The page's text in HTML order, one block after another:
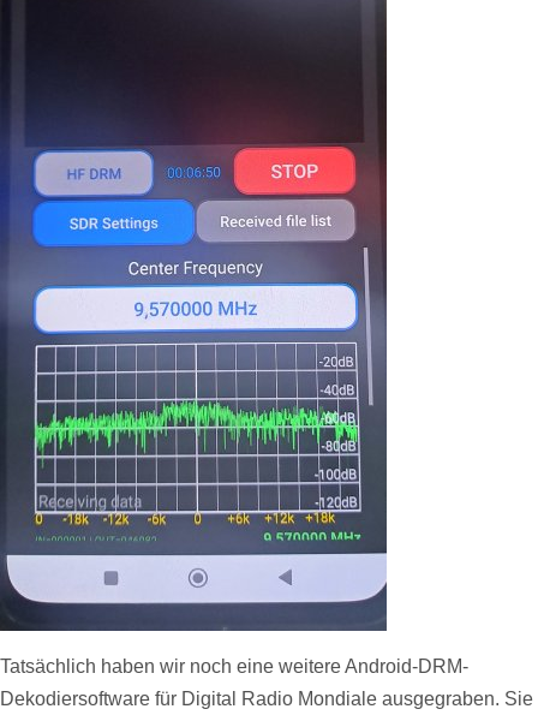
Tatsächlich haben wir noch eine weitere Android-DRM-
Dekodiersoftware für Digital Radio Mondiale ausgegraben. Sie